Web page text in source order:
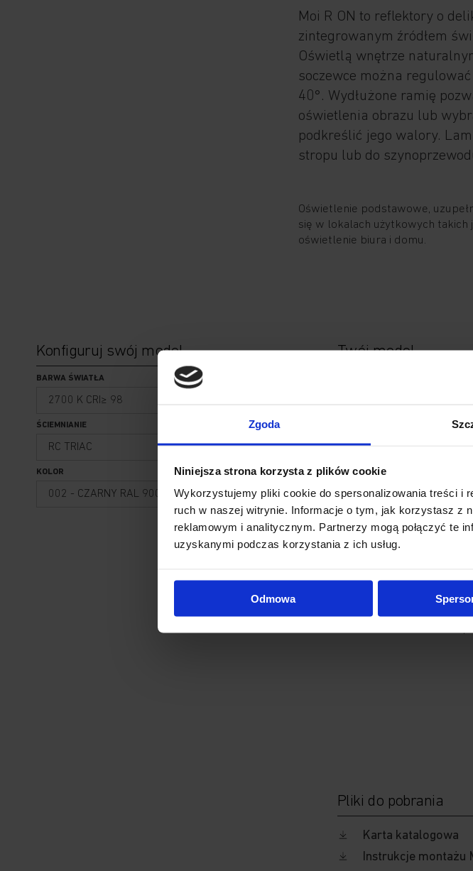
Zgoda
Niniejsza strona korzysta z plików cookie
Wykorzystujemy pliki cookie do spersonalizowania treści i
ruch w naszej witrynie. Informacje o tym, jak korzystasz z
reklamowym i analitycznym. Partnerzy mogą połączyć te
uzyskanymi podczas korzystania z ich usług.
Odmowa
Moi R ON to reflektory o
zintegrowanym źródłem
Oświetlą wnętrze
soczewce można
40°. Wydłużone ramię
oświetlenia obrazu lub
podkreślić jego walory.
stropu lub do
Oświetlenie podstawowe,
się w lokalach użytkowych takich
oświetlenie biura i domu.
Konfiguruj swój model
BARWA ŚWIATŁA
2700 K CRI≥ 98
ŚCIEMNIANIE
RC TRIAC
KOLOR
002 - CZARNY RAL 9005
Twój model
ŹRÓDŁO ŚWIATŁA
6.5 W RC
KOLOR
002 - Czarny RAL
9005
KĄT
15 -
230 V 50 Hz 0,90
Sunlight LED
Pliki do pobrania
Karta katalogowa
Instrukcje montażu